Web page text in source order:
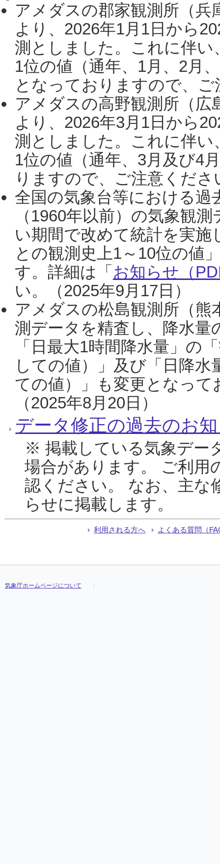
アメダスの郡家観測所（
より、2026年1月1日から
測としました。これに伴い
1位の値（通年、1月、2月
となっておりますので、
アメダスの高野観測所（
より、2026年3月1日から
測としました。これに伴い
1位の値（通年、3月及び4
りますので、ご注意くだ
全国の気象台等における過
（1960年以前）の気象観
い期間で改めて統計を実
との観測史上1～10位の値
す。詳細は「 お知らせ（
い。（2025年9月17日）
アメダスの松島観測所（熊
測データを精査し、降水
「日最大1時間降水量」の
しての値）」及び「日降
ての値）」も変更となっ
（2025年8月20日）
データ修正の過去のお
※ 掲載している気象デー
場合があります。 ご利用
認ください。 なお、主な
らせに掲載します。
利用される方へ よくある質問（
気象庁ホームページについて